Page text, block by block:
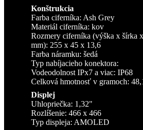
Konštrukcia
Farba ciferníka: Ash Grey
Materiál ciferníka: kov
Rozmery ciferníka (výška x šírka
mm): 255 x 45 x 13,6
Farba náramku: šedá
Typ nabíjacieho konektora:
Vodeodolnost IPx7 a viac: IP68
Celková hmotnosť v gramoch:
Displej
Uhlopriečka: 1,32"
Rozlíšenie: 466 x 466
Typ displeja: AMOLED